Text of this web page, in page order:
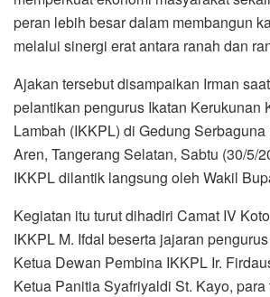
peran lebih besar dalam membangun
melalui sinergi erat antara ranah dan
Ajakan tersebut disampaikan Irman
pelantikan pengurus Ikatan Kerukunan
Lambah (IKKPL) di Gedung
Aren, Tangerang Selatan, Sabtu (30/5/
IKKPL dilantik langsung oleh Wakil
Kegiatan itu turut dihadiri Camat IV
IKKPL M. Ifdal beserta jajaran
Ketua Dewan Pembina IKKPL Ir.
Ketua Panitia Syafriyaldi St. Kayo,